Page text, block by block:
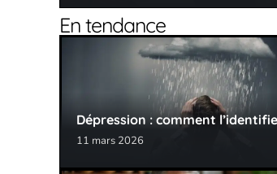
En tendance
Dépression : comment
11 mars 2026